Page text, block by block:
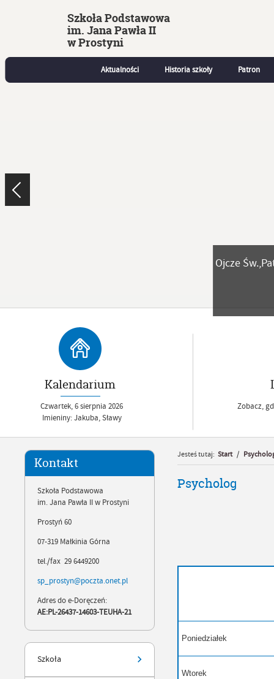
Szkoła Podstawowa
im. Jana Pawła II
w Prostyni
Aktualności Historia szkoły Patron
Ojcze
Kalendarium
Czwartek,6sierpnia 2026
Imieniny: Jakuba, Sławy
Zobacz,
Kontakt
Szkoła Podstawowa
im. Jana Pawła II w Prostyni
Prostyń 60
07-319 Małkinia Górna
tel./fax 29 6449200
sp_prostyn@poczta.onet.pl
Adres do e-Doręczeń:
AE:PL-26437-14603-TEUHA-21
Szkoła
Jesteś tutaj: Start /
Psycholog
Poniedziałek
Wtorek